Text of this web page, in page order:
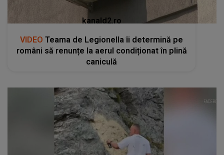
kanald2.ro
VIDEO Teama de Legionella îi determină pe
români să renunțe la aerul condiționat în plină
caniculă